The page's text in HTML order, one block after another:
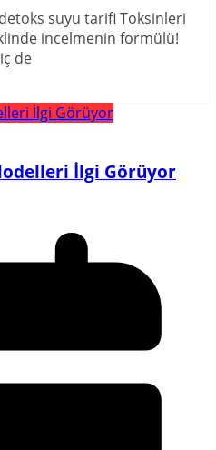
suyu tarifi Toksinleri
incelmenin formülü!
de
İlgi Görüyor